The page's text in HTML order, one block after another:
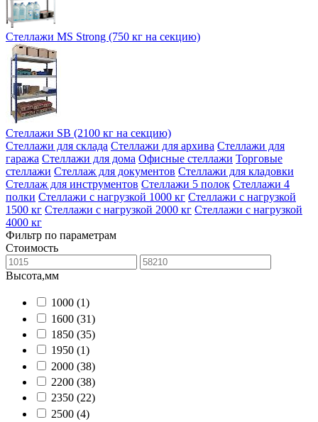
Стеллажи MS Strong (750 кг на секцию)
Стеллажи SB (2100 кг на секцию)
Стеллажи для склада Стеллажи для архива Стеллажи для
гаража Стеллажи для дома Офисные стеллажи Торговые
стеллажи Стеллаж для документов Стеллажи для кладовки
Стеллаж для инструментов Стеллажи 5 полок Стеллажи 4
полки Стеллажи с нагрузкой 1000 кг Стеллажи с нагрузкой
1500 кг Стеллажи с нагрузкой 2000 кг Стеллажи с нагрузкой
4000 кг
Фильтр по параметрам
Стоимость
Высота,мм
1000 (1)
1600 (31)
1850 (35)
1950 (1)
2000 (38)
2200 (38)
2350 (22)
2500 (4)